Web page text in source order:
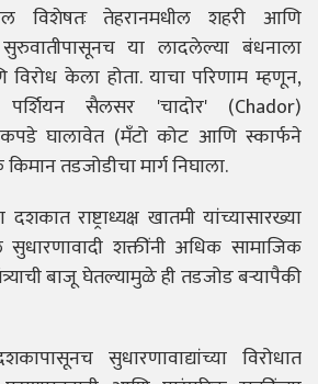
विशेषतः तेहरानमधील शहरी आणि
सुरुवातीपासूनच या लादलेल्या बंधनाला
केला होता. याचा परिणाम म्हणून,
पर्शियन सैलसर 'चादोर' (Chador)
घालावेत (मँटो कोट आणि स्कार्फने
तडजोडीचा मार्ग निघाला.
राष्ट्राध्यक्ष खातमी यांच्यासारख्या
सुधारणावादी शक्तींनी अधिक सामाजिक
बाजू घेतल्यामुळे ही तडजोड बऱ्यापैकी
सुधारणावाद्यांच्या विरोधात